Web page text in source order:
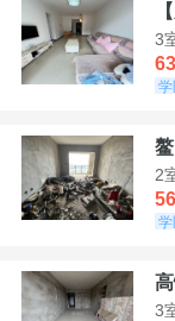
3
学
2
学
3